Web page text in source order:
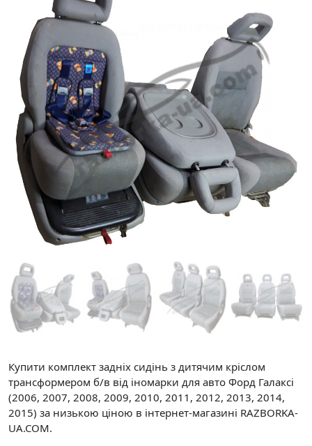
Купити комплект задніх сидінь з дитячим кріслом
трансформером б/в від іномарки для авто Форд Галаксі
(2006, 2007, 2008, 2009, 2010, 2011, 2012, 2013, 2014,
2015) за низькою ціною в інтернет-магазині RAZBORKA-
UA.COM.